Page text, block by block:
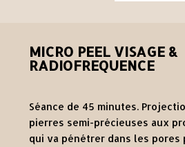
MICRO PEEL VISAGE &
RADIOFREQUENCE
Séance de 45 minutes.
pierres semi-précieuses aux
qui va pénétrer dans les pores